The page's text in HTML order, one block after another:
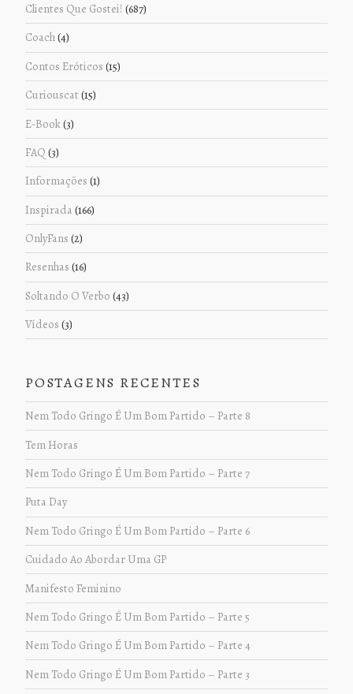
Clientes Que Gostei! (687)
Coach(4)
Contos Eróticos (15)
Curiouscat (15)
E-Book(3)
FAQ (3)
Informações (1)
Inspirada (166)
OnlyFans (2)
Resenhas (16)
Soltando O Verbo (43)
Vídeos (3)
POSTAGENS RECENTES
Nem Todo Gringo É Um Bom Partido – Parte 8
Tem Horas
Nem Todo Gringo É Um Bom Partido – Parte 7
Puta Day
Nem Todo Gringo É Um Bom Partido – Parte 6
Cuidado Ao Abordar Uma GP
Manifesto Feminino
Nem Todo Gringo É Um Bom Partido – Parte 5
Nem Todo Gringo É Um Bom Partido – Parte 4
Nem Todo Gringo É Um Bom Partido – Parte 3